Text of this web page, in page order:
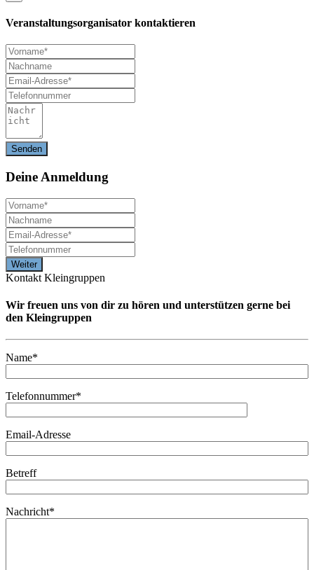
Veranstaltungsorganisator kontaktieren
Deine Anmeldung
Kontakt Kleingruppen
Wir freuen uns von dir zu hören und unterstützen gerne bei
den Kleingruppen
Name*
Telefonnummer*
Email-Adresse
Betreff
Nachricht*